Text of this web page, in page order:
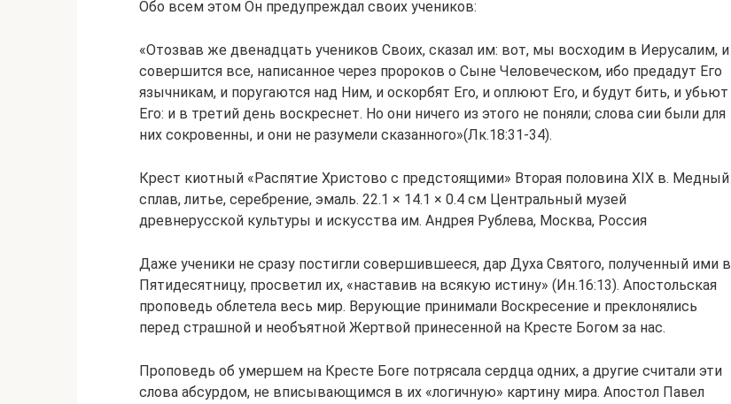
Обо всем этом Он предупреждал своих учеников:
«Отозвав же двенадцать учеников Своих, сказал им: вот, мы восходим в Иерусалим, и
совершится все, написанное через пророков о Сыне Человеческом, ибо предадут Его
язычникам, и поругаются над Ним, и оскорбят Его, и оплюют Его, и будут бить, и убьют
Его: и в третий день воскреснет. Но они ничего из этого не поняли; слова сии были для
них сокровенны, и они не разумели сказанного»(Лк.18:31-34).
Крест киотный «Распятие Христово с предстоящими» Вторая половина XIX в. Медный
сплав, литье, серебрение, эмаль. 22.1 × 14.1 × 0.4 см Центральный музей
древнерусской культуры и искусства им. Андрея Рублева, Москва, Россия
Даже ученики не сразу постигли совершившееся, дар Духа Святого, полученный ими в
Пятидесятницу, просветил их, «наставив на всякую истину» (Ин.16:13). Апостольская
проповедь облетела весь мир. Верующие принимали Воскресение и преклонялись
перед страшной и необъятной Жертвой принесенной на Кресте Богом за нас.
Проповедь об умершем на Кресте Боге потрясала сердца одних, а другие считали эти
слова абсурдом, не вписывающимся в их «логичную» картину мира. Апостол Павел